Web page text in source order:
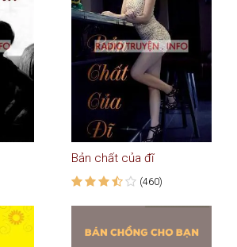
Bản chất của đĩ
(460)